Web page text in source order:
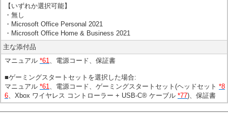
【いずれか選択可能】
・無し
・Microsoft Office Personal 2021
・Microsoft Office Home & Business 2021
主な添付品
マニュアル *61、電源コード、保証書
■ゲーミングスタートセットを選択した場合:
マニュアル *61、電源コード、ゲーミングスタートセット(ヘッドセット *8
6、Xbox ワイヤレス コントローラー + USB-C® ケーブル *77)、保証書